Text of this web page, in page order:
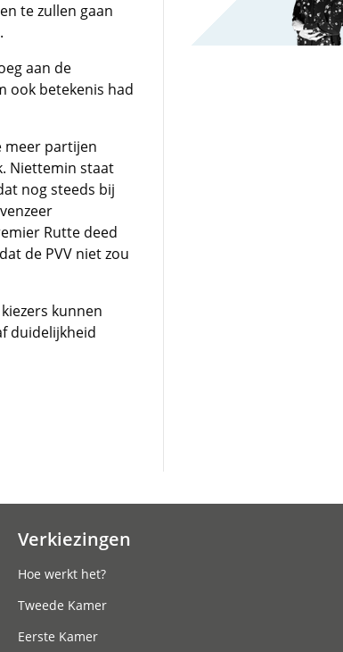
te zullen gaan
aan de
ook betekenis had
meer partijen
Niettemin staat
nog steeds bij
Rutte deed
de PVV niet zou
kunnen
duidelijkheid
Verkiezingen
Hoe werkt het?
Tweede Kamer
Eerste Kamer